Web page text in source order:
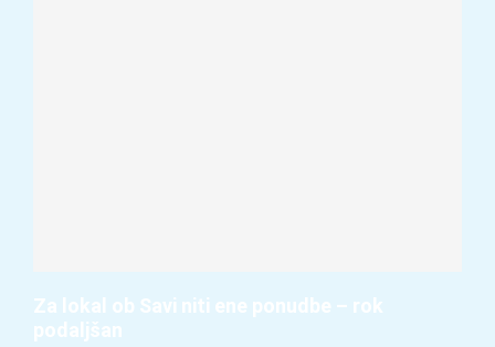
Za lokal ob Savi niti ene ponudbe – rok
podaljšan